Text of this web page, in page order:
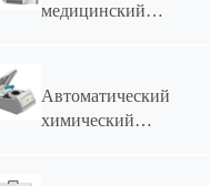
медицинский
мощностью 50
кВт и током 630
Автоматический
химический